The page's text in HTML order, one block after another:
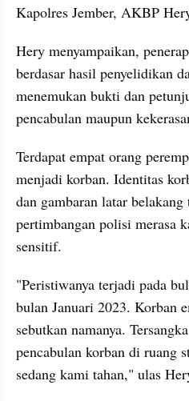
Kapolres Jember, AKBP
Hery menyampaikan,
berdasar hasil penyelidikan
menemukan bukti dan
pencabulan maupun
Terdapat empat orang
menjadi korban. Identitas
dan gambaran latar
pertimbangan polisi merasa
sensitif.
"Peristiwanya terjadi pada
bulan Januari 2023. Korban
sebutkan namanya.
pencabulan korban di ruang
sedang kami tahan," ulas